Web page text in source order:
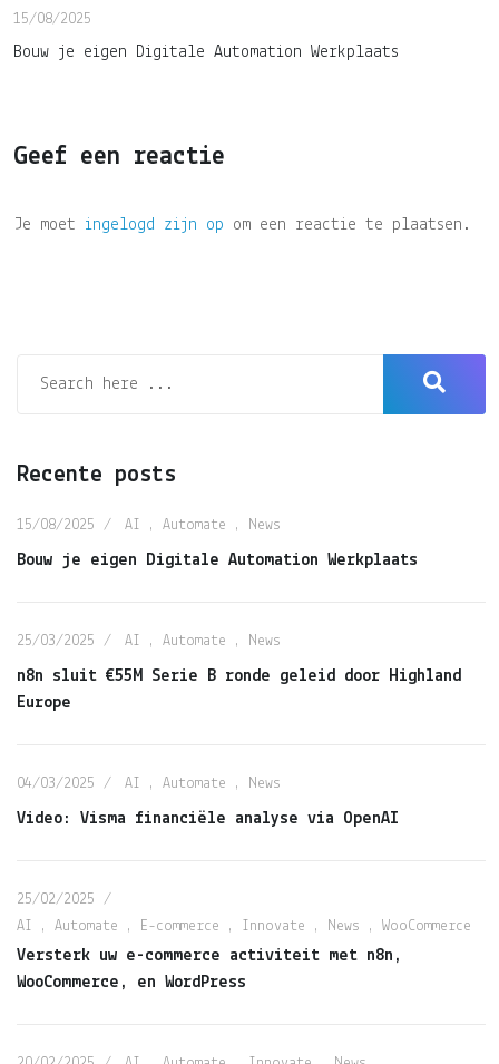
15/08/2025
Bouw je eigen Digitale Automation Werkplaats
Geef een reactie
Je moet ingelogd zijn op om een reactie te plaatsen.
Recente posts
15/08/2025 AI , Automate , News
Bouw je eigen Digitale Automation Werkplaats
25/03/2025 AI , Automate , News
n8n sluit €55M Serie B ronde geleid door Highland
Europe
04/03/2025 AI , Automate , News
Video: Visma financiële analyse via OpenAI
25/02/2025
AI , Automate , E-commerce , Innovate , News , WooCommerce
Versterk uw e-commerce activiteit met n8n,
WooCommerce, en WordPress